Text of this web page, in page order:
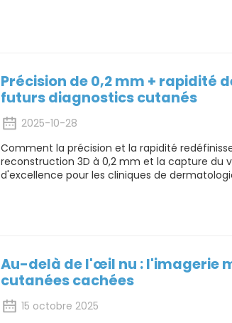
Précision de 0,2 mm + rapidité
futurs diagnostics cutanés
2025-10-28
Comment la précision et la rapidité
reconstruction 3D à 0,2 mm et la capture du
d'excellence pour les cliniques de
Au-delà de l'œil nu : l'imagerie
cutanées cachées
15 octobre 2025